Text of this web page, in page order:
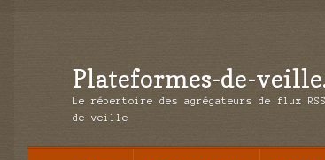
Aller
à
Aller
au
Plateformes-de-
Le répertoire des agrégateurs de flux
de veille